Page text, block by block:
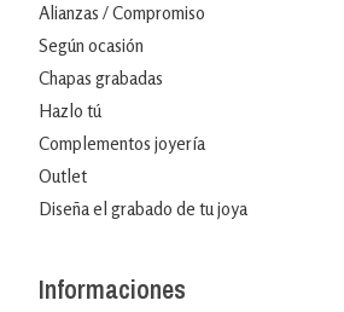
Alianzas / Compromiso
Según ocasión
Chapas grabadas
Hazlo tú
Complementos joyería
Outlet
Diseña el grabado de tu joya
Informaciones